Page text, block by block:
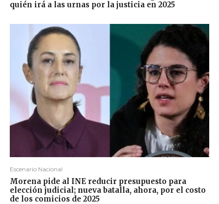
quién irá a las urnas por la justicia en 2025
Escenario Nacional
Morena pide al INE reducir presupuesto para
elección judicial; nueva batalla, ahora, por el costo
de los comicios de 2025